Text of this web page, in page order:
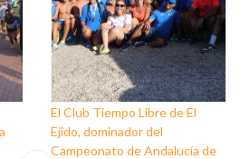
El Club Tiempo Libre de El
Ejido, dominador del
Campeonato de Andalucía de